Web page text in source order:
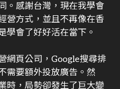
。感謝台灣，現在我學會
營方式，並且不再像在香
學會了好好活在當下。
網頁公司，Google搜尋排
需要額外投放廣告。然
時，局勢卻發生了巨大變